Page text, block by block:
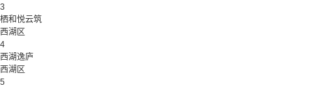
3
栖和悦云筑
西湖区
4
西湖逸庐
西湖区
5